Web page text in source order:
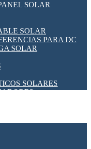
SOLAR
SOLAR
PARA DC
SOLAR
SOLARES
SPDS PARA